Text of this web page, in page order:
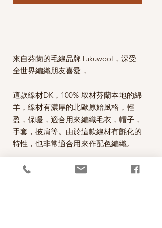
來自芬蘭的毛線品牌Tukuwool，深受
全世界編織朋友喜愛，
這款線材DK，100% 取材芬蘭本地的綿
羊，線材有濃厚的北歐原始風格，輕
盈，保暖，適合用來編織毛衣，帽子，
手套，披肩等。由於這款線材有氈化的
特性，也非常適合用來作配色編織。
這款毛線在編織時剛開始會覺得比較